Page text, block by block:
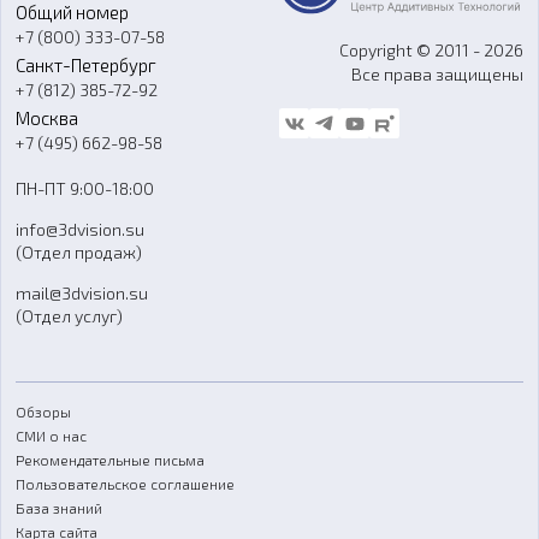
Программное обеспечение
Ремонт и услуги
О компании
Контакты
Гос. закупки
Стать дилером
Блог
FAQ
Общий номер
+7 (800) 333-07-58
Санкт-Петербург
+7 (812) 385-72-92
Москва
+7 (495) 662-98-58
ПН-ПТ 9:00-18:00
info@3dvision.su
(Отдел продаж)
mail@3dvision.su
(Отдел услуг)
Copyright © 2011 - 2026
Все права защищены
Обзоры
СМИ о нас
Рекомендательные письма
Пользовательское соглашение
База знаний
Карта сайта